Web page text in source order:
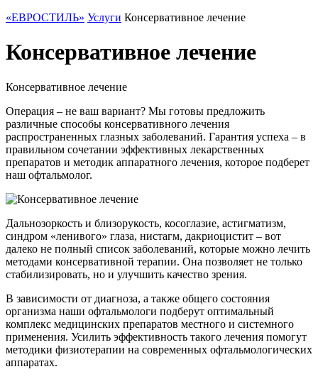
«ЕВРОСТИЛЬ» Услуги Консервативное лечение
Консервативное лечение
Консервативное лечение
Операция – не ваш вариант? Мы готовы предложить
различные способы консервативного лечения
распространенных глазных заболеваний. Гарантия успеха – в
правильном сочетании эффективных лекарственных
препаратов и методик аппаратного лечения, которое подберет
наш офтальмолог.
Дальнозоркость и близорукость, косоглазие, астигматизм,
синдром «ленивого» глаза, нистагм, дакриоцистит – вот
далеко не полный список заболеваний, которые можно лечить
методами консервативной терапии. Она позволяет не только
стабилизировать, но и улучшить качество зрения.
В зависимости от диагноза, а также общего состояния
организма наши офтальмологи подберут оптимальный
комплекс медицинских препаратов местного и системного
применения. Усилить эффективность такого лечения помогут
методики физиотерапии на современных офтальмологических
аппаратах.